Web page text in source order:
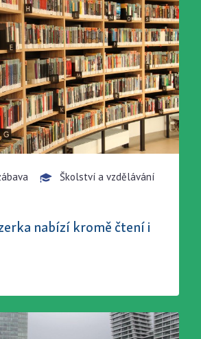
Školství a vzdělávání
nabízí kromě čtení i